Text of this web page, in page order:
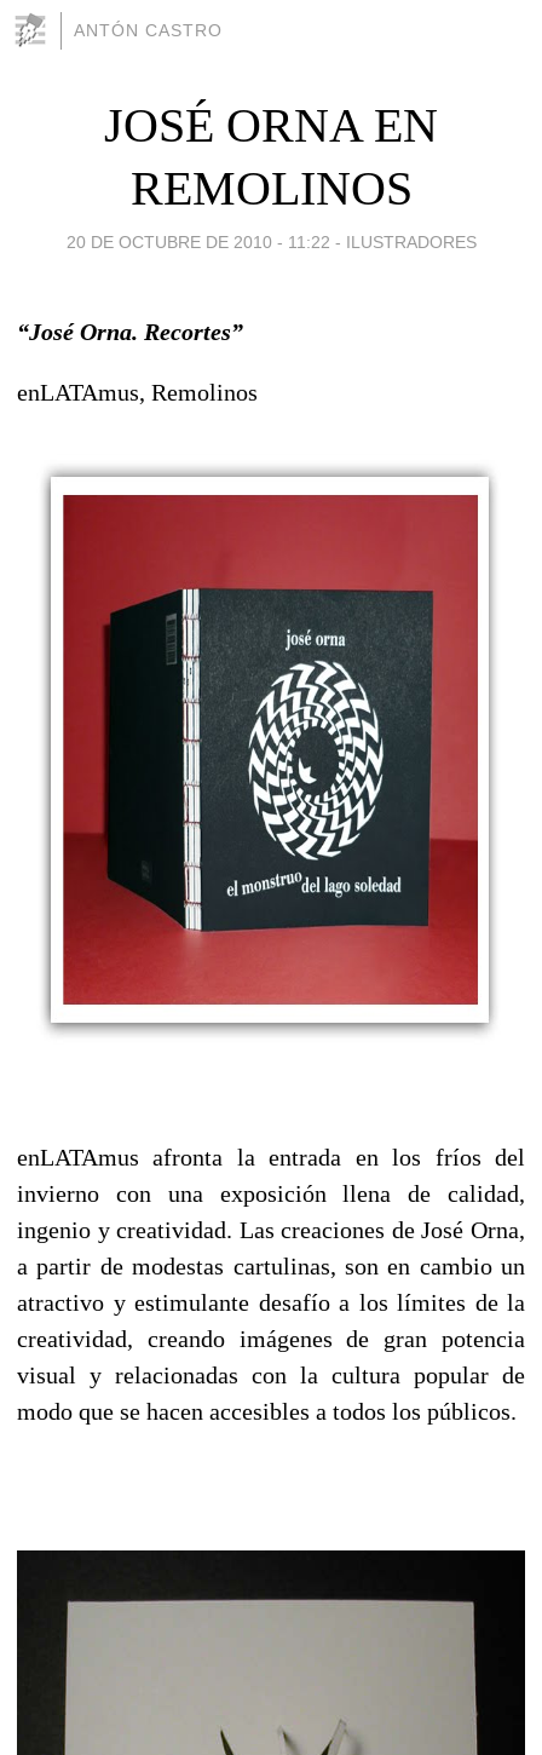
ANTÓN CASTRO
JOSÉ ORNA EN
REMOLINOS
20 DE OCTUBRE DE 2010 - 11:22 - ILUSTRADORES
“José Orna. Recortes”
enLATAmus, Remolinos
enLATAmus afronta la entrada en los fríos del
invierno con una exposición llena de calidad,
ingenio y creatividad. Las creaciones de José Orna,
a partir de modestas cartulinas, son en cambio un
atractivo y estimulante desafío a los límites de la
creatividad, creando imágenes de gran potencia
visual y relacionadas con la cultura popular de
modo que se hacen accesibles a todos los públicos.